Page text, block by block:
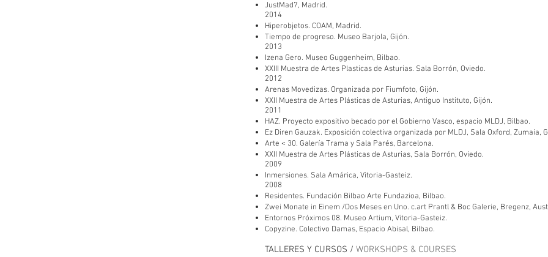
JustMad7, Madrid.
2014
Hiperobjetos. COAM, Madrid.
Tiempo de progreso. Museo Barjola, Gijón.
2013
Izena Gero. Museo Guggenheim, Bilbao.
XXIII Muestra de Artes Plasticas de Asturias. Sala Borrón, Oviedo.
2012
Arenas Movedizas. Organizada por Fiumfoto, Gijón.
XXII Muestra de Artes Plásticas de Asturias, Antiguo Instituto, Gijón.
2011
HAZ. Proyecto expositivo becado por el Gobierno Vasco, espacio MLDJ, Bilbao.
Ez Diren Gauzak. Exposición colectiva organizada por MLDJ, Sala Oxford, Zumaia,
Arte < 30. Galería Trama y Sala Parés, Barcelona.
XXII Muestra de Artes Plásticas de Asturias, Sala Borrón, Oviedo.
2009
Inmersiones. Sala Amárica, Vitoria-Gasteiz.
2008
Residentes. Fundación Bilbao Arte Fundazioa, Bilbao.
Zwei Monate in Einem /Dos Meses en Uno. c.art Prantl & Boc Galerie, Bregenz,
Entornos Próximos 08. Museo Artium, Vitoria-Gasteiz.
Copyzine. Colectivo Damas, Espacio Abisal, Bilbao.
TALLERES Y CURSOS / WORKSHOPS & COURSES